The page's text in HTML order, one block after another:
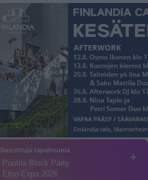
+
Suosittuja tapahtumia
Puotila Block Party
Etno-Espa 2026